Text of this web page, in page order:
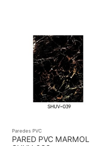
Paredes PVC
PARED PVC MARMOL